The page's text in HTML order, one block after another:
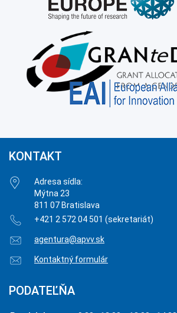
KONTAKT
Adresa sídla:
Mýtna 23
811 07 Bratislava
+421 2 572 04 501 (sekretariát)
agentura@apvv.sk
Kontaktný formulár
PODATEĽŇA